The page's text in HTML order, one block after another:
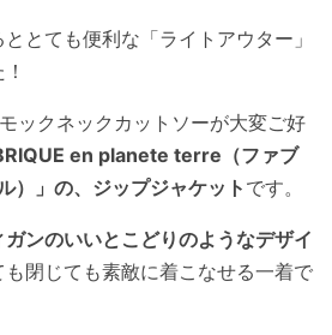
とても便利な「ライトアウター」
ックネックカットソーが大変ご好
en planete terre（ファブ
）」の、ジップジャケット です。
ンのいいとこどりのようなデザイ
閉じても素敵に着こなせる一着で